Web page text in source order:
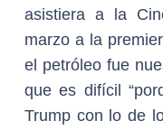
asistiera a la
marzo a la
el petróleo fue
que es difícil
Trump con lo de